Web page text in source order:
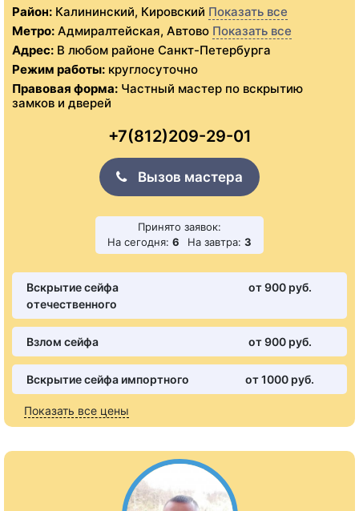
Район: Калининский, Кировский Показать все
Метро: Адмиралтейская, Автово Показать все
Адрес: В любом районе Санкт-Петербурга
Режим работы: круглосуточно
Правовая форма: Частный мастер по вскрытию
замков и дверей
+7(812)209-29-01
Вызов мастера
Принято заявок:
На сегодня: 6 На завтра: 3
Вскрытие сейфа
отечественного
от 900 pуб.
Взлом сейфа от 900 pуб.
Вскрытие сейфа импортного от 1000 pуб.
Показать все цены